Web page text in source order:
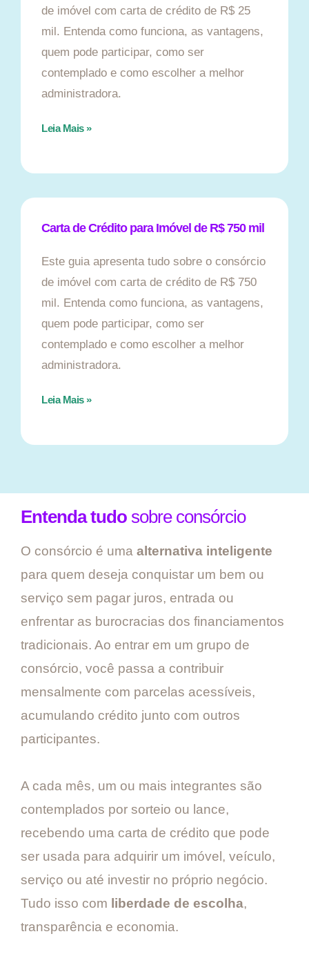
de imóvel com carta de crédito de R$ 25
mil. Entenda como funciona, as vantagens,
quem pode participar, como ser
contemplado e como escolher a melhor
administradora.
Leia Mais »
Carta de Crédito para Imóvel de R$ 750 mil
Este guia apresenta tudo sobre o consórcio
de imóvel com carta de crédito de R$ 750
mil. Entenda como funciona, as vantagens,
quem pode participar, como ser
contemplado e como escolher a melhor
administradora.
Leia Mais »
Entenda tudo sobre consórcio
O consórcio é uma alternativa inteligente
para quem deseja conquistar um bem ou
serviço sem pagar juros, entrada ou
enfrentar as burocracias dos financiamentos
tradicionais. Ao entrar em um grupo de
consórcio, você passa a contribuir
mensalmente com parcelas acessíveis,
acumulando crédito junto com outros
participantes.
A cada mês, um ou mais integrantes são
contemplados por sorteio ou lance,
recebendo uma carta de crédito que pode
ser usada para adquirir um imóvel, veículo,
serviço ou até investir no próprio negócio.
Tudo isso com liberdade de escolha,
transparência e economia.